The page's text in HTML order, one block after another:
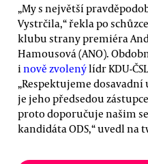
„My s největší
Vystrčila,“ řekla po
klubu strany premiéra
Hamousová (ANO).
i nově zvolenýlídr KDU-
„Respektujeme
je jeho předsedou
proto doporučuje našim
kandidáta ODS,“ uvedl na